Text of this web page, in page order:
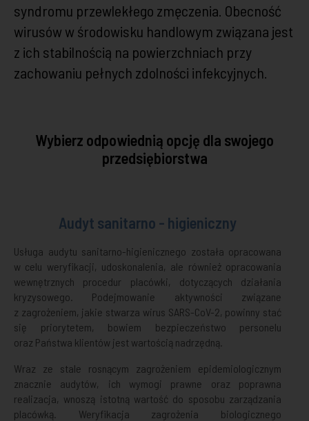
syndromu przewlekłego zmęczenia. Obecność
wirusów w środowisku handlowym związana jest
z ich stabilnością na powierzchniach przy
zachowaniu pełnych zdolności infekcyjnych.
Wybierz odpowiednią opcję dla swojego
przedsiębiorstwa
Audyt sanitarno - higieniczny
Usługa audytu sanitarno-higienicznego została opracowana
w celu weryfikacji, udoskonalenia, ale również opracowania
wewnętrznych procedur placówki, dotyczących działania
kryzysowego. Podejmowanie aktywności związane
z zagrożeniem, jakie stwarza wirus SARS-CoV-2, powinny stać
się priorytetem, bowiem bezpieczeństwo personelu
oraz Państwa klientów jest wartością nadrzędną.
Wraz ze stale rosnącym zagrożeniem epidemiologicznym
znacznie audytów, ich wymogi prawne oraz poprawna
realizacja, wnoszą istotną wartość do sposobu zarządzania
placówką. Weryfikacja zagrożenia biologicznego